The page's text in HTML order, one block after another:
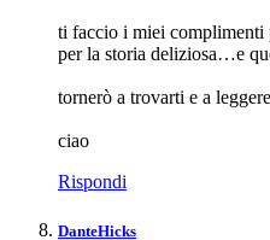
ti faccio i miei
per la storia deliziosa…e
tornerò a trovarti e a
ciao
Rispondi
DanteHicks